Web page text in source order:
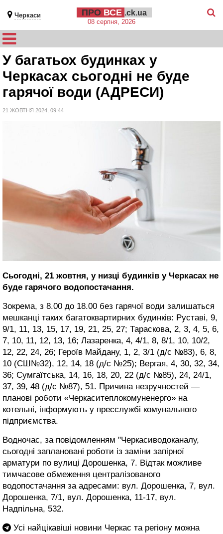
Черкаси ПРО ВСЕ .ck.ua
08 серпня, 2026
У багатьох будинках у
Черкасах сьогодні не буде
гарячої води (АДРЕСИ)
21 ЖОВТНЯ 2024, 09:44
Сьогодні, 21 жовтня, у низці будинків у Черкасах не
буде гарячого водопостачання.
Зокрема, з 8.00 до 18.00 без гарячої води залишаться
мешканці таких багатоквартирних будинків: Руставі, 9,
9/1, 11, 13, 15, 17, 19, 21, 25, 27; Тараскова, 2, 3, 4, 5, 6,
7, 10, 11, 12, 13, 16; Лазаренка, 4, 4/1, 8, 8/1, 10, 10/2,
12, 22, 24, 26; Героїв Майдану, 1, 2, 3/1 (д/с №83), 6, 8,
10 (СШ№32), 12, 14, 18 (д/с №25); Вергая, 4, 30, 32, 34,
36; Сумгаїтська, 14, 16, 18, 20, 22 (д/с №85), 24, 24/1,
37, 39, 48 (д/с №87), 51. Причина незручностей —
планові роботи «Черкаситеплокомуненерго» на
котельні, інформують у пресслужбі комунального
підприємства.
Водночас, за повідомленням "Черкасиводоканалу,
сьогодні заплановані роботи із заміни запірної
арматури по вулиці Дорошенка, 7. Відтак можливе
тимчасове обмеження централізованого
водопостачання за адресами: вул. Дорошенка, 7, вул.
Дорошенка, 7/1, вул. Дорошенка, 11-17, вул.
Надпільна, 532.
Усі найцікавіші новини Черкас та регіону можна